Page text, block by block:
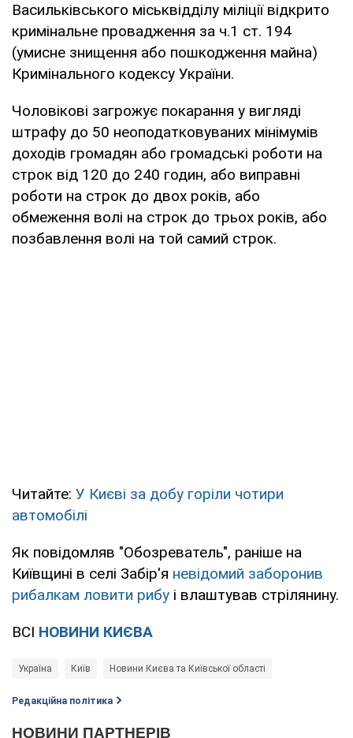
Васильківського міськвідділу міліції відкрито
кримінальне провадження за ч.1 ст. 194
(умисне знищення або пошкодження майна)
Кримінального кодексу України.
Чоловікові загрожує покарання у вигляді
штрафу до 50 неоподатковуваних мінімумів
доходів громадян або громадські роботи на
строк від 120 до 240 годин, або виправні
роботи на строк до двох років, або
обмеження волі на строк до трьох років, або
позбавлення волі на той самий строк.
Читайте: У Києві за добу горіли чотири
автомобілі
Як повідомляв "Обозреватель", раніше на
Київщині в селі Забір'я невідомий заборонив
рибалкам ловити рибу і влаштував стрілянину.
ВСІ НОВИНИ КИЄВА
Україна Київ Новини Києва та Київської області
Редакційна політика